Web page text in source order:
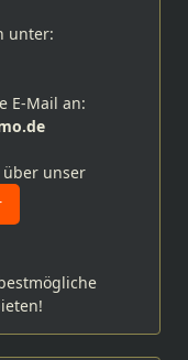
unter:
E-Mail an:
über unser